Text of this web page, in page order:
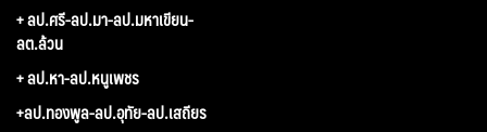
+ ลป.ศรี-ลป.มา-ลป.มหาเขียน-
ลต.ล้วน
+ ลป.หา-ลป.หนูเพชร
+ลป.ทองพูล-ลป.อุทัย-ลป.เสถียร